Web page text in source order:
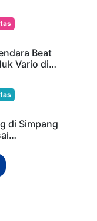
Beat
Vario di…
di Simpang